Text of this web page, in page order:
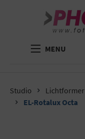
MENU
Studio Lichtformer
EL-Rotalux Octa